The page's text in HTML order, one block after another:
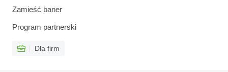
Zamieść baner
Program partnerski
Dla firm